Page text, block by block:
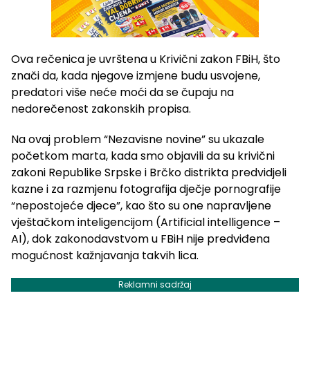
Ova rečenica je uvrštena u Krivični zakon FBiH, što
znači da, kada njegove izmjene budu usvojene,
predatori više neće moći da se čupaju na
nedorečenost zakonskih propisa.
Na ovaj problem “Nezavisne novine” su ukazale
početkom marta, kada smo objavili da su krivični
zakoni Republike Srpske i Brčko distrikta predvidjeli
kazne i za razmjenu fotografija dječje pornografije
“nepostojeće djece”, kao što su one napravljene
vještačkom inteligencijom (Artificial intelligence –
AI), dok zakonodavstvom u FBiH nije predviđena
mogućnost kažnjavanja takvih lica.
Reklamni sadržaj